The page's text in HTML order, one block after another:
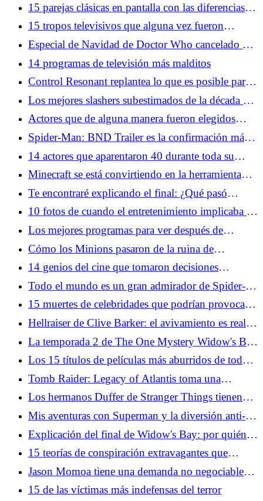
15 parejas clásicas en pantalla con las diferencias de
edad más grandes
15 tropos televisivos que alguna vez fueron
comunes y que ya no puedes hacer
Especial de Navidad de Doctor Who cancelado por
la BBC mientras Russell T Davies deja las cosas
claras
14 programas de televisión más malditos
Control Resonant replantea lo que es posible para
la aclamada franquicia de Remedy
Los mejores slashers subestimados de la década de
1980
Actores que de alguna manera fueron elegidos
como adolescentes durante demasiado tiempo
Spider-Man: BND Trailer es la confirmación más
clara de un crossover de X-Men hasta el momento
14 actores que aparentaron 40 durante toda su
carrera
Minecraft se está convirtiendo en la herramienta
narrativa más inesperada del entretenimiento
Te encontraré explicando el final: ¿Qué pasó
realmente con Matthew?
10 fotos de cuando el entretenimiento implicaba un
peligro real
Los mejores programas para ver después de
Widow's Bay
Cómo los Minions pasaron de la ruina de
Facebook a los héroes de taquilla de Hollywood
14 genios del cine que tomaron decisiones
increíblemente tontas
Todo el mundo es un gran admirador de Spider-
Man: Web Tornado del tráiler de Brand New Day
15 muertes de celebridades que podrían provocar
una devastación al nivel de Michael Jackson
Hellraiser de Clive Barker: el avivamiento es real y
fantástico
La temporada 2 de The One Mystery Widow's Bay
debería negarse a resolverse
Los 15 títulos de películas más aburridos de todos
los tiempos, si se toman literalmente
Tomb Raider: Legacy of Atlantis toma una
"Ningún Laras se queda atrás" Acercarse
Los hermanos Duffer de Stranger Things tienen
una nueva y misteriosa película en proceso con
Paramount
Mis aventuras con Superman y la diversión anti-
canónica de Supergirl
Explicación del final de Widow's Bay: por quién
doblan las campanas
15 teorías de conspiración extravagantes que
mucha gente todavía acepta
Jason Momoa tiene una demanda no negociable
para una película de Lobo
15 de las víctimas más indefensas del terror